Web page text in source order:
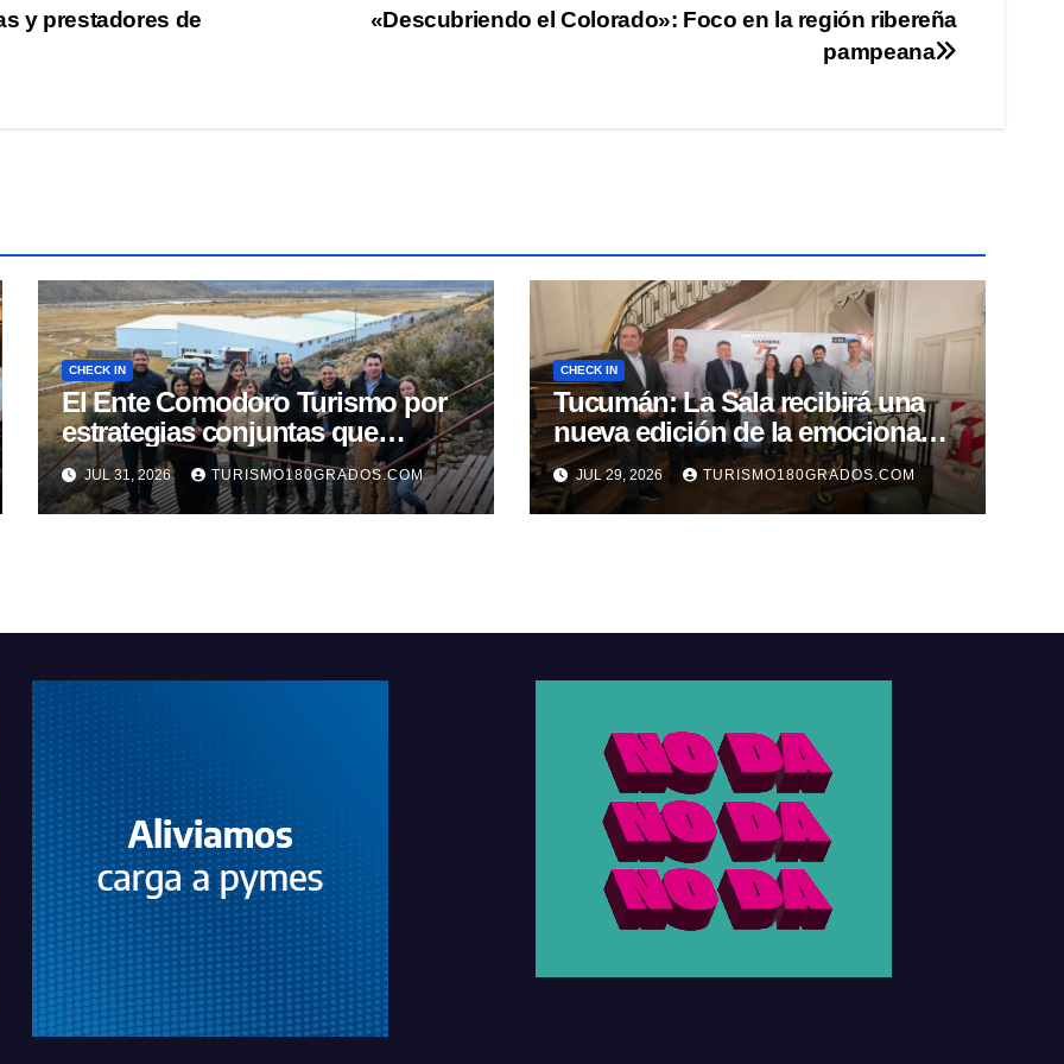
«Descubriendo el Colorado»: Foco en la región ribereña
pampeana
y prestadores de
CHECK IN
El Ente Comodoro Turismo por
estrategias conjuntas que
fortalezcan la actividad en la
región
JUL 31, 2026 TURISMO180GRADOS.COM
CHECK IN
Tucumán: La Sala recibirá una
nueva edición de la emocionante
Carrera TT
JUL 29, 2026 TURISMO180GRADOS.COM